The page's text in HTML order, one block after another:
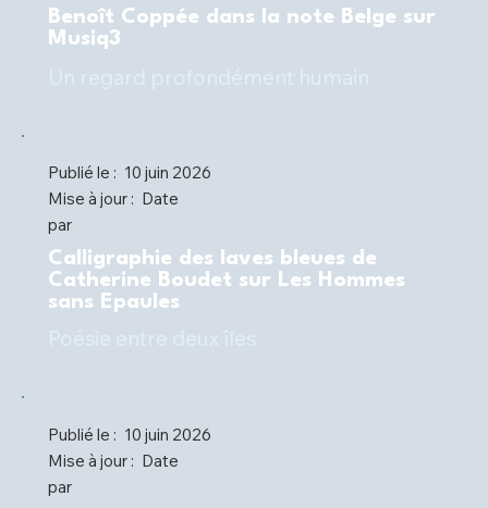
Benoît Coppée dans la note Belge sur
Musiq3
Publié le : 10 juin 2026
Mise à jour : Date
par
Calligraphie des laves bleues de
Catherine Boudet sur Les Hommes
sans Epaules
Publié le : 10 juin 2026
Mise à jour : Date
par